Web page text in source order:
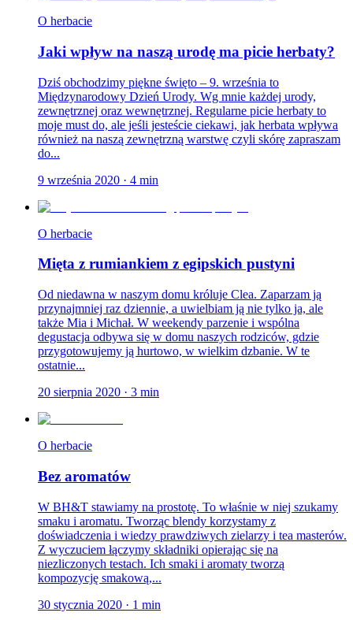
O herbacie
Jaki wpływ na naszą urodę ma picie herbaty?
Dziś obchodzimy piękne święto – 9. września to
Międzynarodowy Dzień Urody. Wg mnie każdej urody,
zewnętrznej oraz wewnętrznej. Regularne picie herbaty to
moje must do, ale jeśli jesteście ciekawi, jak herbata wpływa
również na naszą zewnętrzną warstwę czyli skórę zapraszam
do...
9 września 2020 · 4 min
O herbacie
Mięta z rumiankiem z egipskich pustyni
Od niedawna w naszym domu króluje Clea. Zaparzam ją
przynajmniej raz dziennie, a uwielbiam ją nie tylko ja, ale
także Mia i Michał. W weekendy parzenie i wspólna
degustacja odbywa się w domu naszych rodziców, gdzie
przygotowujemy ją hurtowo, w wielkim dzbanie. W te
ostatnie...
20 sierpnia 2020 · 3 min
O herbacie
Bez aromatów
W BH&T stawiamy na prostotę. To właśnie w niej szukamy
smaku i aromatu. Tworząc blendy korzystamy z
doświadczenia i wiedzy prawdziwych zielarzy i tea masterów.
Z wyczuciem łączymy składniki opierając się na
niezliczonych testach. Ich smaki i aromaty tworzą
kompozycję smakową,...
30 stycznia 2020 · 1 min